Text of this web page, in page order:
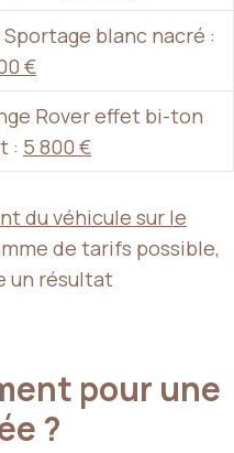
Sportage blanc nacré :
€
Rover effet bi-ton
: 5 800 €
du véhicule sur le
de tarifs possible,
un résultat
pour une
?